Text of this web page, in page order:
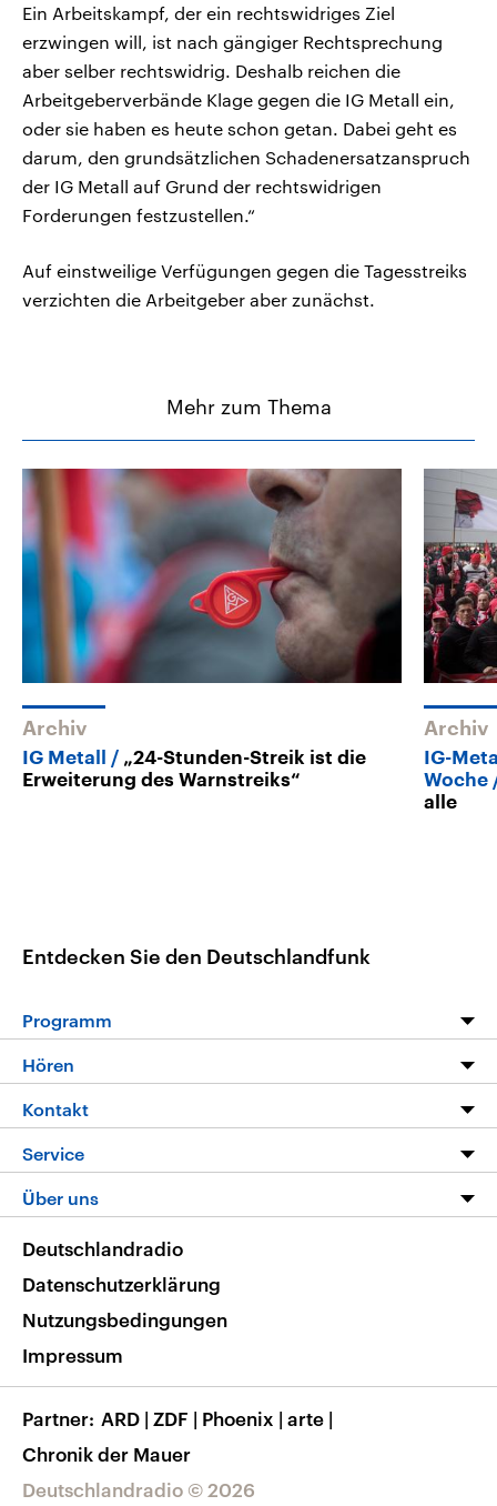
Ein Arbeitskampf, der ein rechtswidriges Ziel
erzwingen will, ist nach gängiger Rechtsprechung
aber selber rechtswidrig. Deshalb reichen die
Arbeitgeberverbände Klage gegen die IG Metall ein,
oder sie haben es heute schon getan. Dabei geht es
darum, den grundsätzlichen Schadenersatzanspruch
der IG Metall auf Grund der rechtswidrigen
Forderungen festzustellen.“
Auf einstweilige Verfügungen gegen die Tagesstreiks
verzichten die Arbeitgeber aber zunächst.
Mehr zum Thema
Archiv
IG Metall
„24-Stunden-Streik ist die
Erweiterung des Warnstreiks“
Archiv
IG-
Woche
alle
Entdecken Sie den Deutschlandfunk
Programm
Programm
Die Nachrichten
Nachrichtenleicht
Neue Beiträge auf dlf.de
Hören
Livestream
Podcasts
Deutschlandfunk App
Nachrichten App
Frequenzen
Kontakt
Hörerservice
Service
FAQ
Veranstaltungen
Musikliste
RSS
Über uns
Barrierefreiheit
Deutschlandradio © 2026
Deutschlandradio
Datenschutzerklärung
Nutzungsbedingungen
Impressum
Partner ARD | ZDF | Phoenix | arte |
Chronik der Mauer